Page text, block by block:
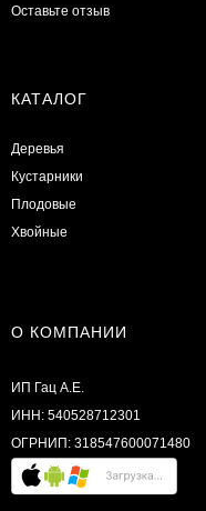
Оставьте отзыв
КАТАЛОГ
Деревья
Кустарники
Плодовые
Хвойные
О КОМПАНИИ
ИП Гац А.Е.
ИНН: 540528712301
ОГРНИП: 318547600071480